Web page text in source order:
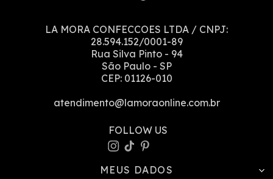
LA MORA CONFECCOES LTDA / CNPJ:
28.594.152/0001-89
Rua Silva Pinto - 94
São Paulo - SP
CEP: 01126-010
atendimento@lamoraonline.com.br
MEUS DADOS